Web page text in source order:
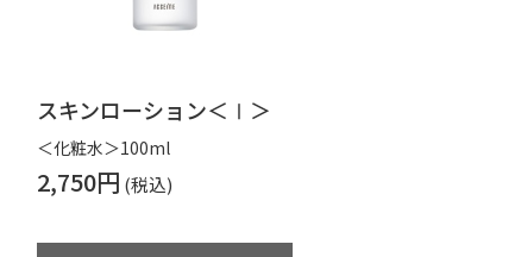
スキンローション＜Ⅰ＞
＜化粧水＞100ml
2,750円